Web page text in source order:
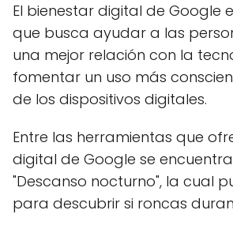
El bienestar digital de Google
que busca ayudar a las
una mejor relación con la
fomentar un uso más
de los dispositivos digitales.
Entre las herramientas que
digital de Google se
"Descanso nocturno", la cual
para descubrir si roncas